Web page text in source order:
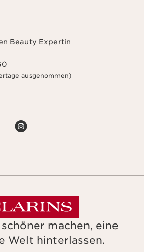
Beauty Expertin
ausgenommen)
machen, eine
Welt hinterlassen.